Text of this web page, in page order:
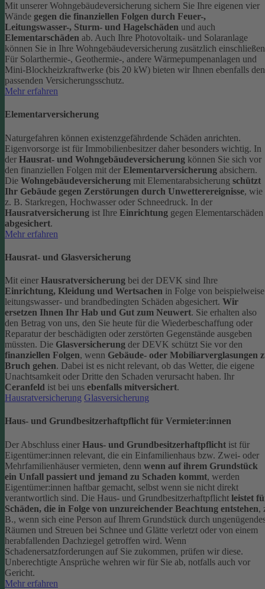
Mit unserer Wohngebäudeversicherung sichern Sie Ihre eigenen vier
Wände gegen die finanziellen Folgen durch Feuer-,
Leitungswasser-, Sturm- und Hagelschäden und auch
Elementarschäden ab. Auch Ihre Photovoltaik- und Solaranlage
können Sie in Ihre Wohngebäudeversicherung zusätzlich
Für Solarthermie-, Geothermie-, andere Wärmepumpenanlagen und
Mini-Blockheizkraftwerke (bis 20 kW) bieten wir Ihnen ebenfalls den
passenden Versicherungsschutz.
Mehr erfahren
Elementarversicherung
Naturgefahren können existenzgefährdende Schäden anrichten.
Eigenvorsorge ist für Immobilienbesitzer daher besonders wichtig. In
der Hausrat- und Wohngebäudeversicherung können Sie sich vor
den finanziellen Folgen mit der Elementarversicherung absichern.
Die Wohngebäudeversicherung mit Elementarabsicherung schützt
Ihr Gebäude gegen Zerstörungen durch Unwetterereignisse, wie
z. B. Starkregen, Hochwasser oder Schneedruck. In der
Hausratversicherung ist Ihre Einrichtung gegen Elementarschäden
abgesichert.
Mehr erfahren
Hausrat- und Glasversicherung
Mit einer Hausratversicherung bei der DEVK sind Ihre
Einrichtung, Kleidung und Wertsachen in Folge von beispielweise
leitungswasser- und brandbedingten Schäden abgesichert. Wir
ersetzen Ihnen Ihr Hab und Gut zum Neuwert. Sie erhalten also
den Betrag von uns, den Sie heute für die Wiederbeschaffung oder
Reparatur der beschädigten oder zerstörten Gegenstände ausgeben
müssten. Die Glasversicherung der DEVK schützt Sie vor den
finanziellen Folgen, wenn Gebäude- oder Mobiliarverglasungen
Bruch gehen. Dabei ist es nicht relevant, ob das Wetter, die eigene
Unachtsamkeit oder Dritte den Schaden verursacht haben. Ihr
Ceranfeld ist bei uns ebenfalls mitversichert.
Hausratversicherung Glasversicherung
Haus- und Grundbesitzerhaftpflicht für Vermieter:innen
Der Abschluss einer Haus- und Grundbesitzerhaftpflicht ist für
Eigentümer:innen relevant, die ein Einfamilienhaus bzw. Zwei- oder
Mehrfamilienhäuser vermieten, denn wenn auf ihrem Grundstück
ein Unfall passiert und jemand zu Schaden kommt, werden
Eigentümer:innen haftbar gemacht, selbst wenn sie nicht direkt
verantwortlich sind. Die Haus- und Grundbesitzerhaftpflicht leistet
Schäden, die in Folge von unzureichender Beachtung entstehen,
B., wenn sich eine Person auf Ihrem Grundstück durch
Räumen und Streuen bei Schnee und Glätte verletzt oder von einem
herabfallenden Dachziegel getroffen wird. Wenn
Schadenersatzforderungen auf Sie zukommen, prüfen wir diese.
Unberechtigte Ansprüche wehren wir für Sie ab, notfalls auch vor
Gericht.
Mehr erfahren